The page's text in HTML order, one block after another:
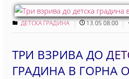
ДЕТСКА ГРАДИНА 13.05 08:00
ТРИ ВЗРИВА ДО
ГРАДИНА В ГОРНА